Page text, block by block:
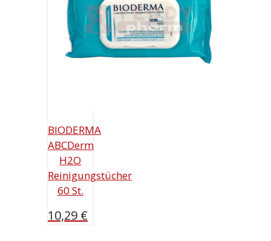
BIODERMA
ABCDerm
H2O
Reinigungstücher
60 St.
10,29 €